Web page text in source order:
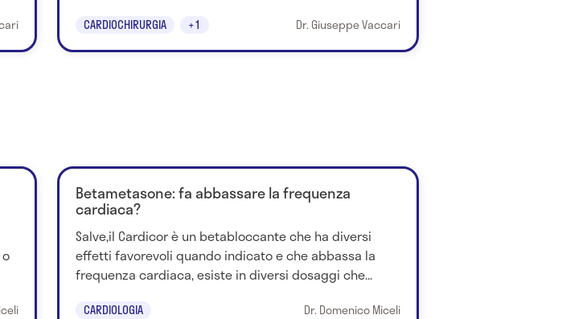
CARDIOCHIRURGIA +1 Dr. Giuseppe Vaccari
Betametasone: fa abbassare la frequenza
cardiaca?
Salve,il Cardicor è un betabloccante che ha diversi
effetti favorevoli quando indicato e che abbassa la
frequenza cardiaca, esiste in diversi dosaggi che...
CARDIOLOGIA Dr. Domenico Miceli